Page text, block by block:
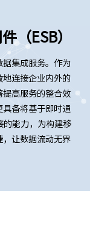
（ESB）
据集成服务。作为
地连接企业内外的
提高服务的整合效
备将基于即时通
的能力，为构建移
，让数据流动无界